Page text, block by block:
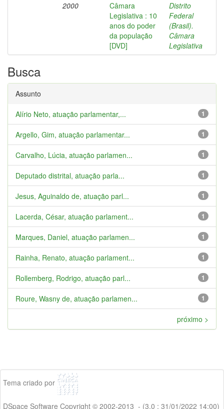
2000
Câmara
Legislativa : 10
anos do poder
da população
[DVD]
Distrito
Federal
(Brasil).
Câmara
Legislativa
Busca
Assunto
1
Alírio Neto, atuação parlamentar,...
1
Argello, Gim, atuação parlamentar...
1
Carvalho, Lúcia, atuação parlamen...
1
Deputado distrital, atuação parla...
1
Jesus, Aguinaldo de, atuação parl...
1
Lacerda, César, atuação parlament...
1
Marques, Daniel, atuação parlamen...
1
Rainha, Renato, atuação parlament...
1
Rollemberg, Rodrigo, atuação parl...
1
Roure, Wasny de, atuação parlamen...
próximo >
Tema criado por
DSpace Software Copyright © 2002-2013 - (3.0 : 31/01/2022 14:00)